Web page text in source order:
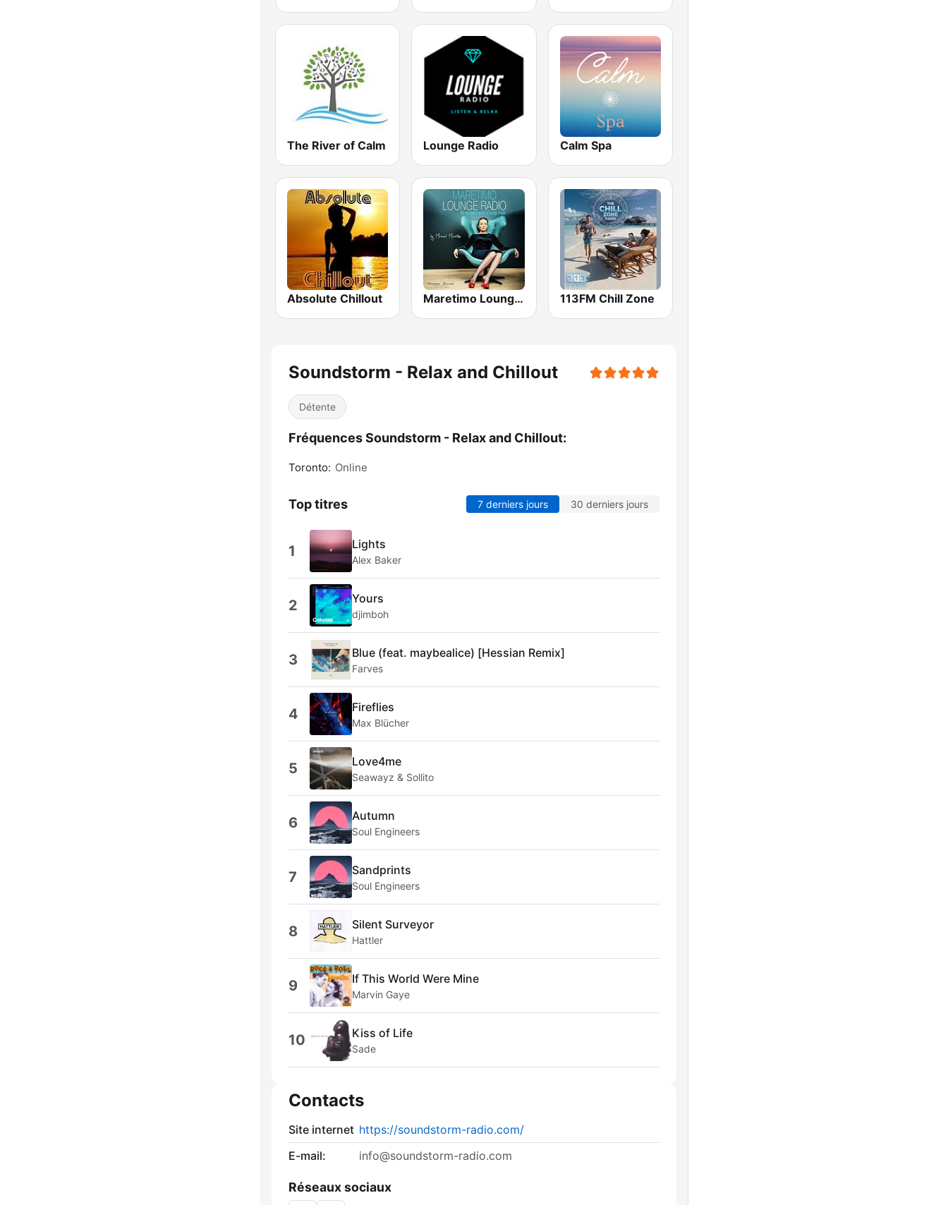
The River of Calm Lounge Radio Calm Spa
Absolute Chillout Maretimo Lounge Radio 113FM Chill Zone
Soundstorm - Relax and Chillout
Détente
Fréquences Soundstorm - Relax and Chillout:
Toronto: Online
Top titres 7 derniers jours 30 derniers jours
1 Lights
Alex Baker
2 Yours
djimboh
3 Blue (feat. maybealice) [Hessian Remix]
Farves
4 Fireflies
Max Blücher
5 Love4me
Seawayz & Sollito
6 Autumn
Soul Engineers
7 Sandprints
Soul Engineers
8 Silent Surveyor
Hattler
9 If This World Were Mine
Marvin Gaye
10 Kiss of Life
Sade
Contacts
Site internet https://soundstorm-radio.com/
E-mail:
info@soundstorm-radio.com
Réseaux sociaux